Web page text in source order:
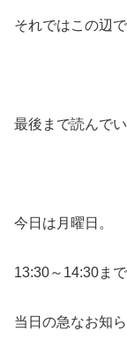
それではこの辺で
最後まで読んで
今日は月曜日。
13:30～14:30ま
当日の急なお知